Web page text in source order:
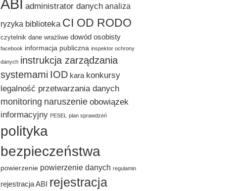
ABI administrator danych analiza
ryzyka biblioteka CI OD RODO
czytelnik dane wrażliwe dowód osobisty
facebook informacja publiczna inspektor ochrony
danych instrukcja zarządzania
systemami IOD kara konkursy
legalność przetwarzania danych
monitoring naruszenie obowiązek
informacyjny PESEL plan sprawdzeń
polityka
bezpieczeństwa
powierzenie powierzenie danych regulamin
rejestracja ABI rejestracja